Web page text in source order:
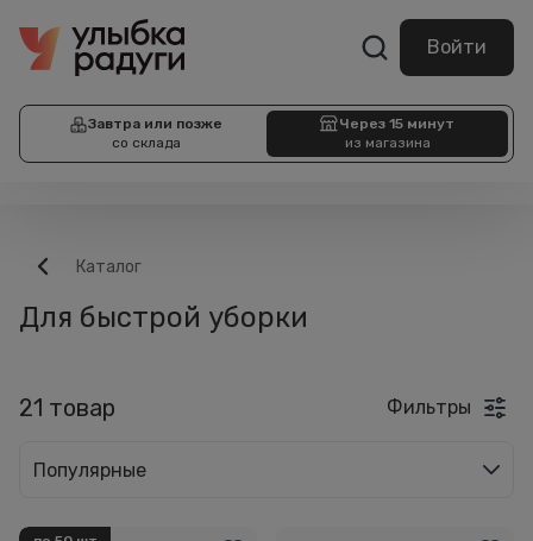
Войти
Завтра или позже
со склада
Через 15 минут
из магазина
Каталог
Для быстрой уборки
21 товар Фильтры
Популярные